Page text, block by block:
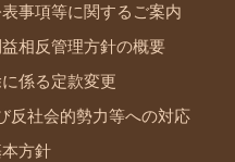
事項等に関するご案内
相反管理方針の概要
係る定款変更
反社会的勢力等への対応
方針